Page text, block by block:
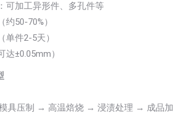
可加工异形件、多孔件等
50-70%）
单件2-5天）
达±0.05mm）
具压制 → 高温焙烧 → 浸渍处理 → 成品加